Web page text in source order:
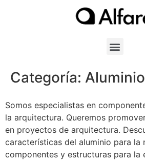
Categoría: Aluminio
Somos especialistas en
la arquitectura. Queremos
en proyectos de arquitectura.
características del aluminio para la
componentes y estructuras para la